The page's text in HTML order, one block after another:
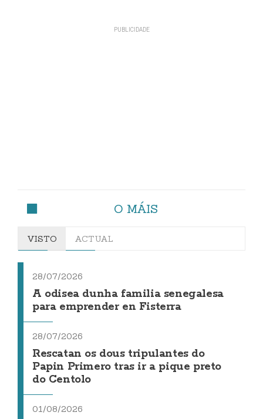
O MÁIS
VISTO ACTUAL
28/07/2026
A odisea dunha familia senegalesa
para emprender en Fisterra
28/07/2026
Rescatan os dous tripulantes do
Papin Primero tras ir a pique preto
do Centolo
01/08/2026